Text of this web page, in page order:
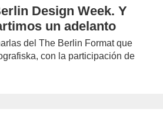
Design Week. Y
un adelanto
del The Berlin Format que
con la participación de